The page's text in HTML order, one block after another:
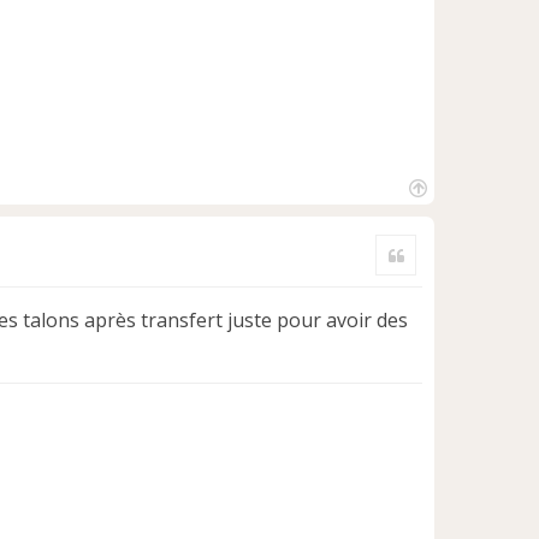
talons après transfert juste pour avoir des